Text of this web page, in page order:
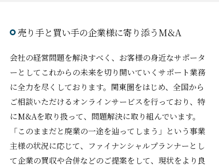
売り手と買い手の企業様に寄り添うM&A
会社の経営問題を解決すべく、お客様の身近なサポータ
ーとしてこれからの未来を切り開いていくサポート業務
に全力を尽くしております。関東圏をはじめ、全国から
ご相談いただけるオンラインサービスを行っており、特
にM&Aを取り扱って、問題解決に取り組んでいます。
「このままだと廃業の一途を辿ってしまう」という事業
主様の状況に応じて、ファイナンシャルプランナーとし
て企業の買収や合併などのご提案をして、現状をより良